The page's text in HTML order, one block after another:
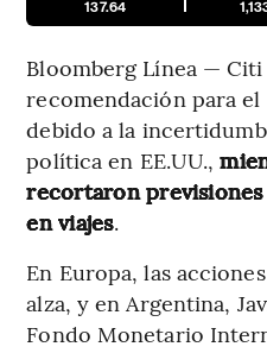
137.64
Bloomberg Línea — Citi
recomendación para el
debido a la
política en EE.UU.,
recortaron
en viajes.
En Europa, las
alza, y en Argentina,
Fondo Monetario